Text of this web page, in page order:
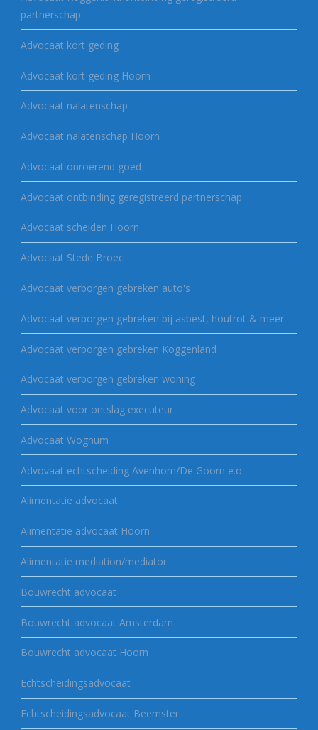
partnerschap
Advocaat kort geding
Advocaat kort geding Hoorn
Advocaat nalatenschap
Advocaat nalatenschap Hoorn
Advocaat onroerend goed
Advocaat ontbinding geregistreerd partnerschap
Advocaat scheiden Hoorn
Advocaat Stede Broec
Advocaat verborgen gebreken auto's
Advocaat verborgen gebreken bij asbest, houtrot & meer
Advocaat verborgen gebreken Koggenland
Advocaat verborgen gebreken woning
Advocaat voor ontslag executeur
Advocaat Wognum
Advovaat echtscheiding Avenhorn/De Goorn e.o
Alimentatie advocaat
Alimentatie advocaat Hoorn
Alimentatie mediation/mediator
Bouwrecht advocaat
Bouwrecht advocaat Amsterdam
Bouwrecht advocaat Hoorn
Echtscheidingsadvocaat
Echtscheidingsadvocaat Beemster